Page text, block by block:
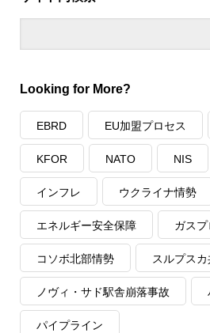
Looking for More?
EBRD EU加盟プロセス
KFOR NATO NIS
インフレ ウクライナ情勢
エネルギー安全保障 ガスプ
コソボ北部情勢 スルプスカ
ノヴィ・サド駅舎崩落事故
パイプライン